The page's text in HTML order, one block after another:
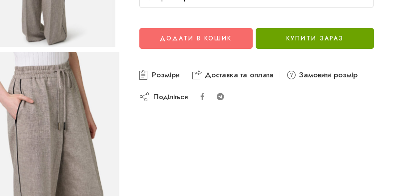
ДОДАТИ В КОШИК КУПИТИ ЗАРАЗ
Розміри Доставка та оплата Замовити розмір
Поділіться